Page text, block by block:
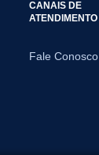
CANAIS DE
ATENDIMENTO
Fale Conosco